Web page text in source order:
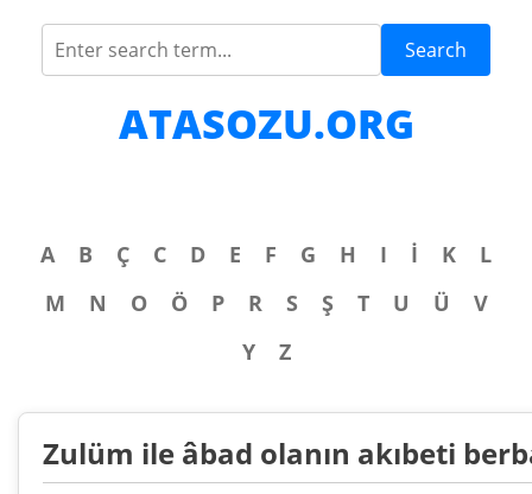
Search
ATASOZU.ORG
A B Ç C D E F G H I İ K
L
M
N O Ö P R S Ş T U Ü
V
Y
Z
Zulüm ile âbad olanın akıbeti